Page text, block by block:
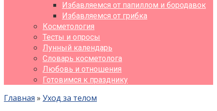
Избавляемся от папиллом и бородавок
Избавляемся от грибка
Косметология
Тесты и опросы
Лунный календарь
Словарь косметолога
Любовь и отношения
Готовимся к празднику
Главная » Уход за телом